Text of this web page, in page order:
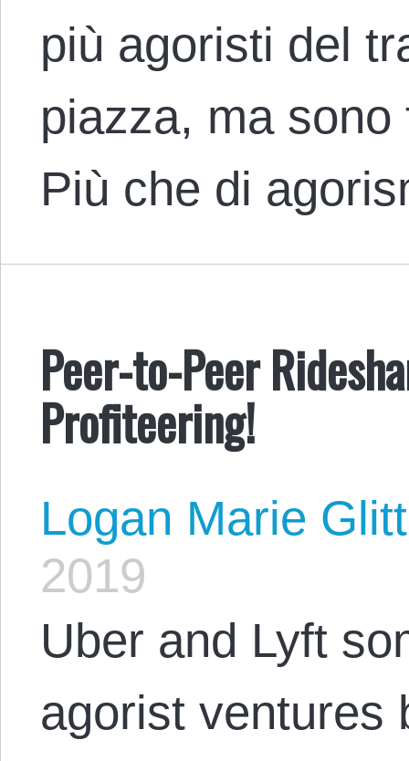
più agoristi del
piazza, ma sono
Più che di
Peer-to-Peer
Profiteering!
Logan Marie
2019
Uber and Lyft
agorist ventures